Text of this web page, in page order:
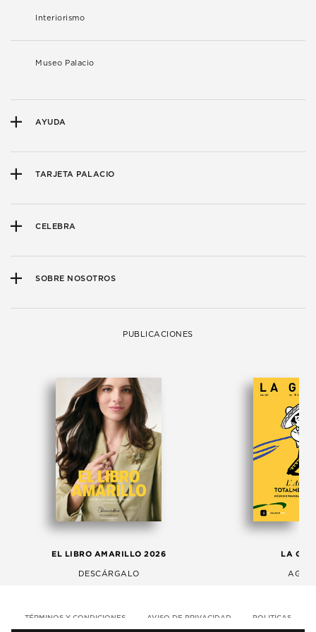
Interiorismo
Museo Palacio
AYUDA
TARJETA PALACIO
CELEBRA
SOBRE NOSOTROS
PUBLICACIONES
EL LIBRO AMARILLO 2026
DESCÁRGALO
LA
TÉRMINOS Y CONDICIONES AVISO DE PRIVACIDAD POLITICAS